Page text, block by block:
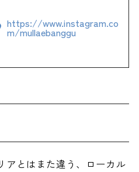
https://www.instagram.co
m/mullaebanggu
アとはまた違う、ローカル